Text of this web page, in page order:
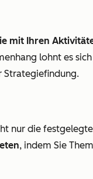
mit Ihren
lohnt es
Strategiefindung.
nur die
, indem Sie